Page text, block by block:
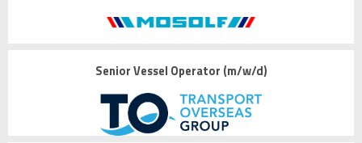
Senior Vessel Operator (m/w/d)